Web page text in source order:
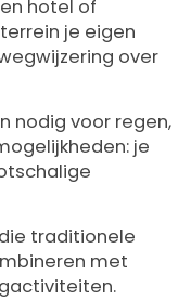
hotel of
je eigen
over
nodig voor regen,
je
traditionele
met